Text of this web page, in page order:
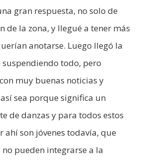
gran respuesta, no solo de
de la zona, y llegué a tener más
anotarse. Luego llegó la
todo, pero
muy buenas noticias y
sea porque significa un
de danzas y para todos estos
ahí son jóvenes todavía, que
pueden integrarse a la